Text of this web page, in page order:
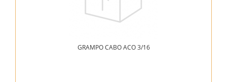
GRAMPO CABO ACO 3/16